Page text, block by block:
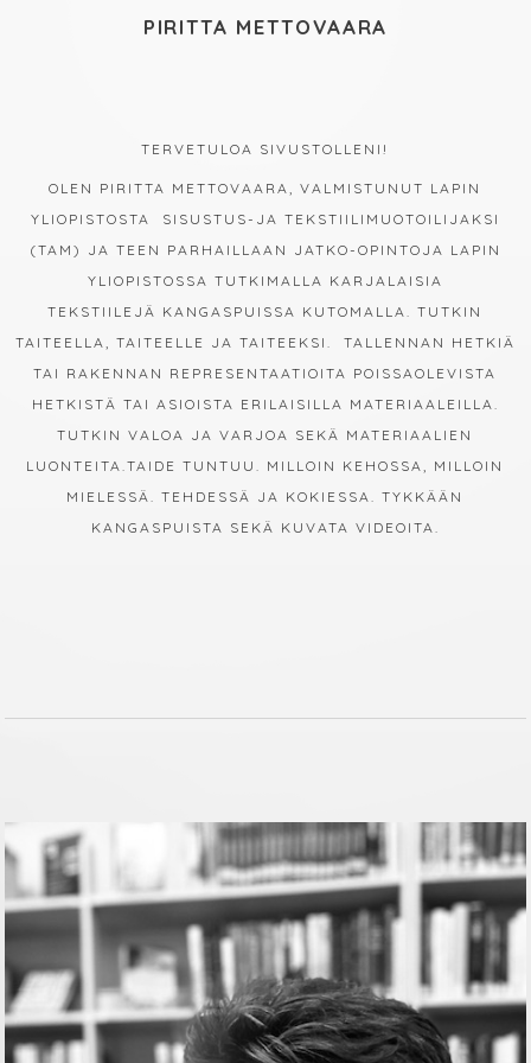
PIRITTA METTOVAARA
TERVETULOA SIVUSTOLLENI!
OLEN PIRITTA METTOVAARA, VALMISTUNUT LAPIN
YLIOPISTOSTA SISUSTUS-JA TEKSTIILIMUOTOILIJAKSI
(TAM) JA TEEN PARHAILLAAN JATKO-OPINTOJA LAPIN
YLIOPISTOSSA TUTKIMALLA KARJALAISIA
TEKSTIILEJÄ KANGASPUISSA KUTOMALLA. TUTKIN
TAITEELLA, TAITEELLE JA TAITEEKSI. TALLENNAN HETKIÄ
TAI RAKENNAN REPRESENTAATIOITA POISSAOLEVISTA
HETKISTÄ TAI ASIOISTA ERILAISILLA MATERIAALEILLA.
TUTKIN VALOA JA VARJOA SEKÄ MATERIAALIEN
LUONTEITA.TAIDE TUNTUU. MILLOIN KEHOSSA, MILLOIN
MIELESSÄ. TEHDESSÄ JA KOKIESSA. TYKKÄÄN
KANGASPUISTA SEKÄ KUVATA VIDEOITA.